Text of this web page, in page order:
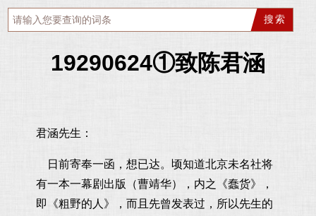
19290624①致陈君涵
君涵先生：
日前寄奉一函，想已达。顷知道北京未名社将
有一本一幕剧出版（曹靖华），内之《蠢货》，
即《粗野的人》，而且先曾发表过，所以先生的